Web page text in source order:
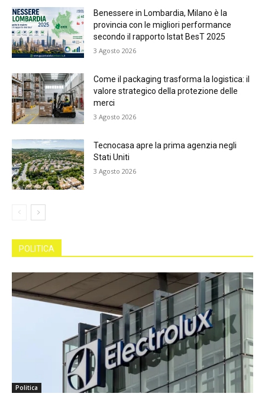
Benessere in Lombardia, Milano è la
provincia con le migliori performance
secondo il rapporto Istat BesT 2025
3 Agosto 2026
Come il packaging trasforma la logistica: il
valore strategico della protezione delle
merci
3 Agosto 2026
Tecnocasa apre la prima agenzia negli
Stati Uniti
3 Agosto 2026
POLITICA
Politica